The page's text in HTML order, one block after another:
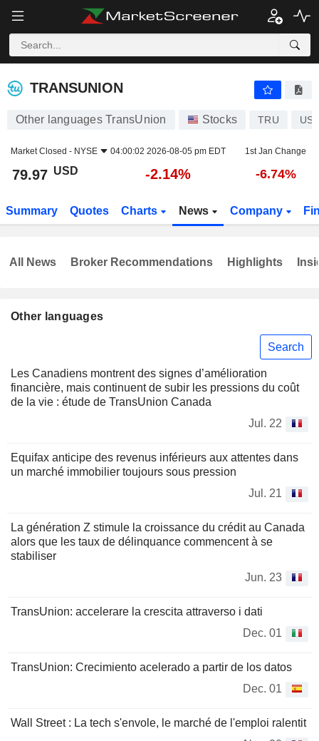
TRANSUNION
TRANSUNION
Other languages TransUnion Stocks TRU
Market Closed - NYSE 04:00:02 2026-08-05 pm EDT 1st Jan Change
79.97 USD -2.14% -6.74%
Summary Quotes Charts News Company
Other languages
Search
Les Canadiens montrent des signes d’amélioration
financière, mais continuent de subir les pressions du coût
de la vie : étude de TransUnion Canada
Jul. 22
Equifax anticipe des revenus inférieurs aux attentes dans
un marché immobilier toujours sous pression
Jul. 21
La génération Z stimule la croissance du crédit au Canada
alors que les taux de délinquance commencent à se
stabiliser
Jun. 23
TransUnion: accelerare la crescita attraverso i dati
Dec. 01
TransUnion: Crecimiento acelerado a partir de los datos
Dec. 01
Wall Street : La tech s'envole, le marché de l'emploi ralentit
All News Broker Recommendations Highlights